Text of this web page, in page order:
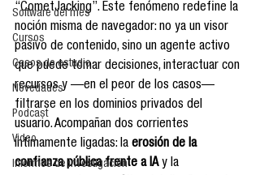
Software del mes
Cursos
Casos de estudio
Novedades
Podcast
Video
Informes de investigación
“CometJacking”. Este fenómeno redefine la
noción misma de navegador: no ya un visor
pasivo de contenido, sino un agente activo
que puede tomar decisiones, interactuar con
recursos y —en el peor de los casos—
filtrarse en los dominios privados del
usuario. Acompañan dos corrientes
íntimamente ligadas: la erosión de la
confianza pública frente a IA y la